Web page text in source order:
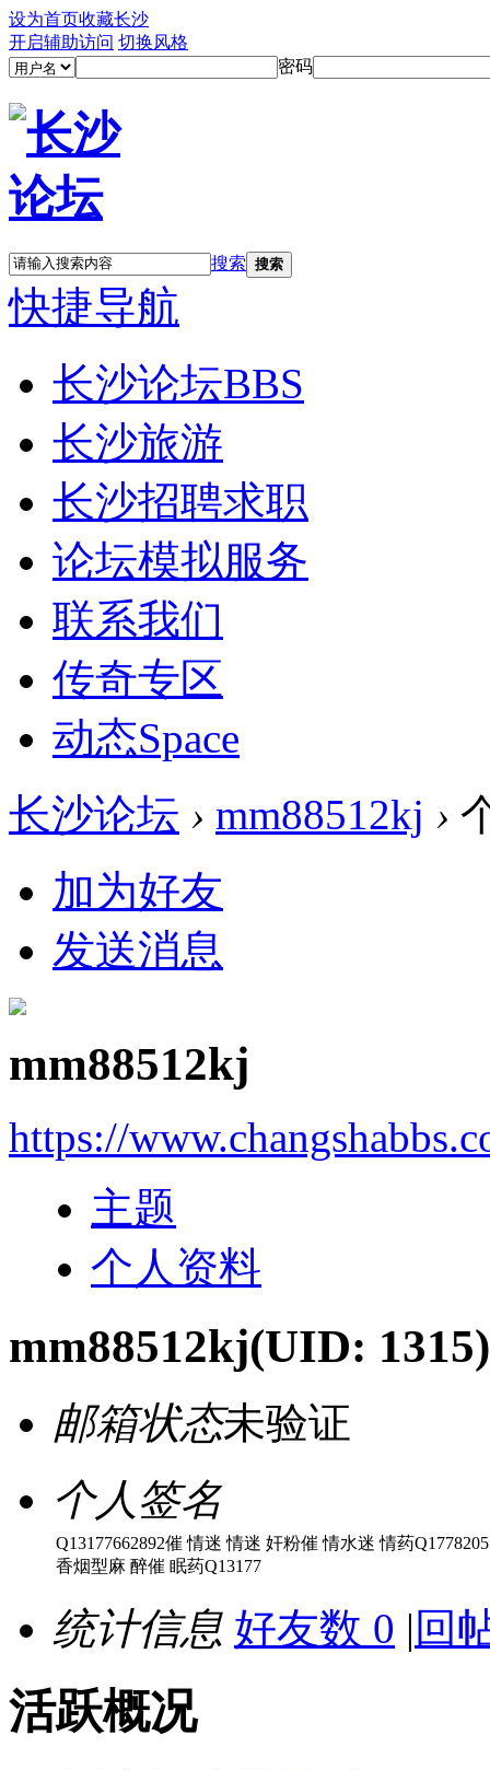
设为首页收藏长沙
开启辅助访问 切换风格
密码
搜索 搜索
快捷导航
长沙论坛BBS
长沙旅游
长沙招聘求职
论坛模拟服务
联系我们
传奇专区
动态Space
长沙论坛 › mm88512kj ›
加为好友
发送消息
mm88512kj
https://
主题
个人资料
mm88512kj(UID: 1315)
邮箱状态未验证
个人签名
Q13177662892催 情迷 情迷 奸粉催 情水迷 情药
香烟型麻 醉催 眠药Q13177
统计信息 好友数 0 | 回
活跃概况